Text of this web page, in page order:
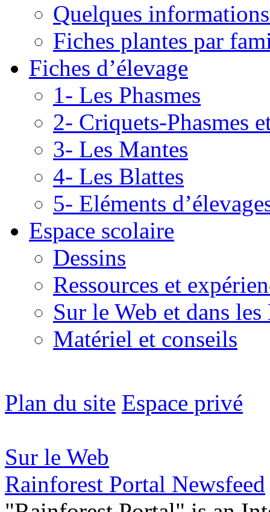
Quelques
Fiches plantes par
Fiches d’élevage
1- Les Phasmes
2- Criquets-Phasmes
3- Les Mantes
4- Les Blattes
5- Eléments
Espace scolaire
Dessins
Ressources et
Sur le Web et dans
Matériel et conseils
Plan du site Espace privé
Sur le Web
Rainforest Portal Newsfeed